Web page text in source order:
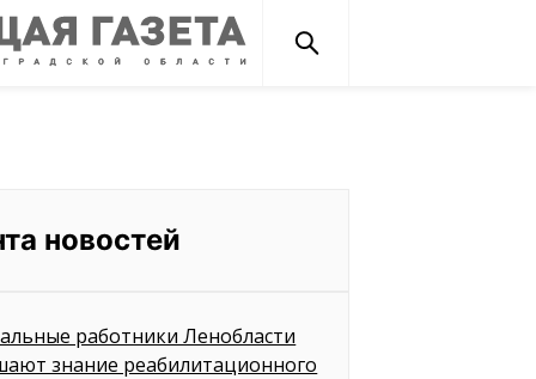
новостей
работники Ленобласти
знание реабилитационного